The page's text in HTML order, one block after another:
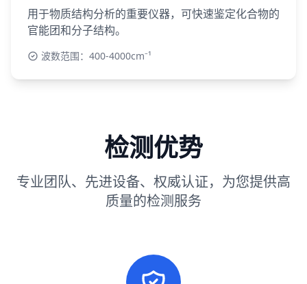
用于物质结构分析的重要仪器，可快速鉴定化合物的
官能团和分子结构。
波数范围：400-4000cm⁻¹
检测优势
专业团队、先进设备、权威认证，为您提供高
质量的检测服务